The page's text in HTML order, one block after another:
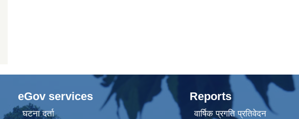
eGov services
घटना दर्ता
Reports
वार्षिक प्रगति प्रतिवेदन